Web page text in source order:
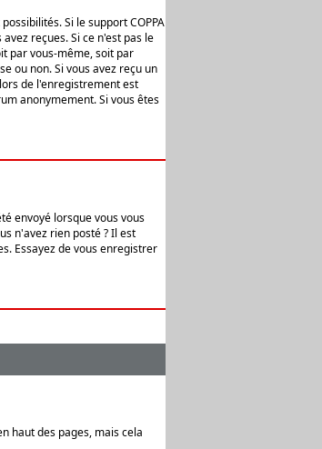
Si le support COPPA
reçues. Si ce n'est pas le
par vous-même, soit par
ou non. Si vous avez reçu un
de l'enregistrement est
anonymement. Si vous êtes
envoyé lorsque vous vous
n'avez rien posté ? Il est
Essayez de vous enregistrer
haut des pages, mais cela